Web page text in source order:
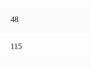
48
115